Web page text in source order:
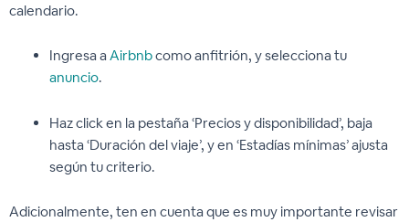
calendario.
Ingresa a Airbnbcomo anfitrión, y selecciona tu
anuncio.
Haz click en la pestaña ‘Precios y disponibilidad’, baja
hasta ‘Duración del viaje’, y en ‘Estadías mínimas’ ajusta
según tu criterio.
Adicionalmente, ten en cuenta que es muy importante revisar